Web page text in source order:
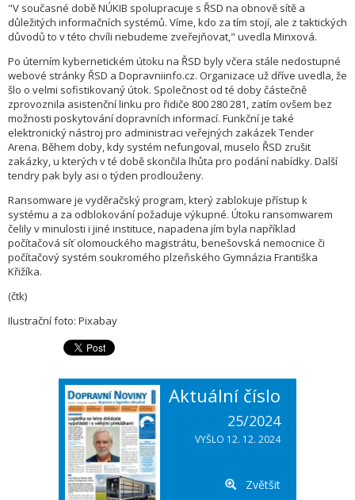
"V současné době NÚKIB spolupracuje s ŘSD na obnově sítě a
důležitých informačních systémů. Víme, kdo za tím stojí, ale z taktických
důvodů to v této chvíli nebudeme zveřejňovat," uvedla Minxová.
Po úterním kybernetickém útoku na ŘSD byly včera stále nedostupné
webové stránky ŘSD a Dopravniinfo.cz. Organizace už dříve uvedla, že
šlo o velmi sofistikovaný útok. Společnost od té doby částečně
zprovoznila asistenční linku pro řidiče 800 280 281, zatím ovšem bez
možnosti poskytování dopravních informací. Funkční je také
elektronický nástroj pro administraci veřejných zakázek Tender
Arena. Během doby, kdy systém nefungoval, muselo ŘSD zrušit
zakázky, u kterých v té době skončila lhůta pro podání nabídky. Další
tendry pak byly asi o týden prodlouženy.
Ransomware je vyděračský program, který zablokuje přístup k
systému a za odblokování požaduje výkupné. Útoku ransomwarem
čelily v minulosti i jiné instituce, napadena jím byla například
počítačová síť olomouckého magistrátu, benešovská nemocnice či
počítačový systém soukromého plzeňského Gymnázia Františka
Křižíka.
(čtk)
Ilustrační foto: Pixabay
Aktuální číslo
25/2024
VYŠLO 12. 12. 2024
Zvětšit